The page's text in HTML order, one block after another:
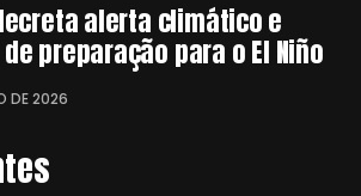
alerta climático e
preparação para o El Niño
DE 2026